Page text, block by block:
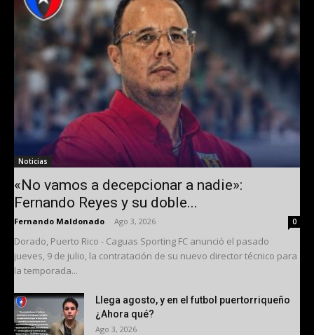
Noticias
«No vamos a decepcionar a nadie»:
Fernando Reyes y su doble...
Fernando Maldonado Ago 3, 2026 0
Dorado, Puerto Rico - Caguas Sporting FC anunció el pasado
jueves, 9 de julio, la contratación de su nuevo director técnico para
la temporada...
Llega agosto, y en el futbol puertorriqueño
¿Ahora qué?
Ago 3, 2026